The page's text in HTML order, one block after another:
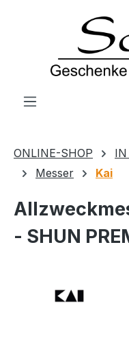
Zum Hauptinhalt
ONLINE-SHOP IN
Messer
Kai
- SHUN